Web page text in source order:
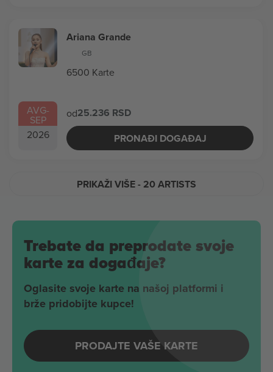
AVG-
SEP
2026
Ariana Grande
GB
6500 Karte
od25.236 RSD
PRONAĐI DOGAĐAJ
PRIKAŽI VIŠE- 20 ARTISTS
Trebate da preprodate svoje
karte za događaje?
Oglasite svoje karte na našoj platformi i
brže pridobijte kupce!
PRODAJTE VAŠE KARTE